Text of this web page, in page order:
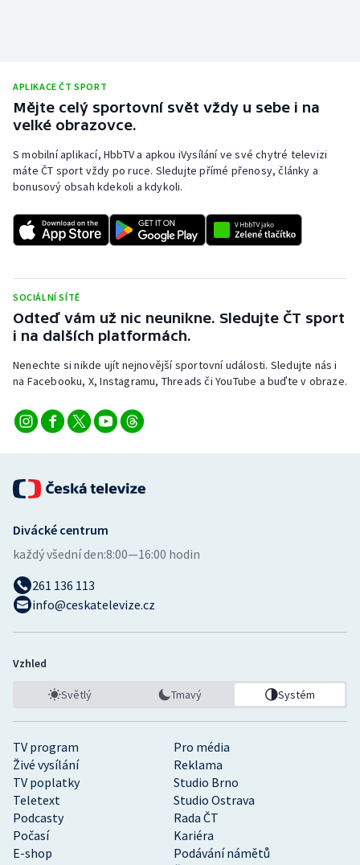
APLIKACE ČT SPORT
Mějte celý sportovní svět vždy u sebe i na
velké obrazovce.
S mobilní aplikací, HbbTV a apkou iVysílání ve své chytré televizi
máte ČT sport vždy po ruce. Sledujte přímé přenosy, články a
bonusový obsah kdekoli a kdykoli.
SOCIÁLNÍ SÍTĚ
Odteď vám už nic neunikne. Sledujte ČT sport
i na dalších platformách.
Nenechte si nikde ujít nejnovější sportovní události. Sledujte nás i
na Facebooku, X, Instagramu, Threads či YouTube a buďte v obraze.
TV program
Pro média
Živé vysílání
Reklama
TV poplatky
Studio Brno
Teletext
Studio Ostrava
Podcasty
Rada ČT
Počasí
Kariéra
E-shop
Podávání námětů
Divácké centrum
každý všední den:8:00—16:00 hodin
261 136 113
info@ceskatelevize.cz
Vzhled
Světlý Tmavý Systém